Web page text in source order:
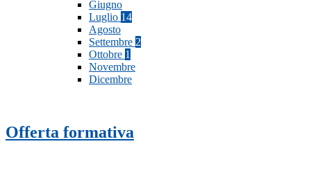
Giugno
Luglio 14
Agosto
Settembre 2
Ottobre 1
Novembre
Dicembre
Offerta formativa